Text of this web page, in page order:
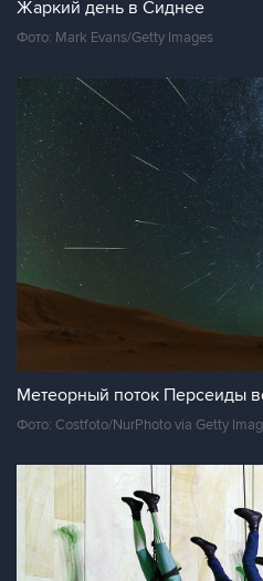
Жаркий день в Сиднее
Фото: Mark Evans/Getty Images
Метеорный поток Персеиды
Фото: Costfoto/NurPhoto via Getty